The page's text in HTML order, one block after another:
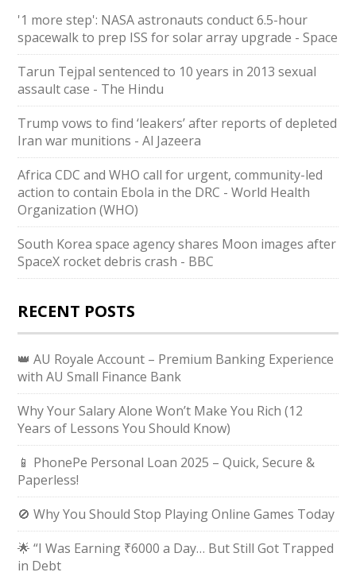
'1 more step': NASA astronauts conduct 6.5-hour
spacewalk to prep ISS for solar array upgrade - Space
Tarun Tejpal sentenced to 10 years in 2013 sexual
assault case - The Hindu
Trump vows to find ‘leakers’ after reports of depleted
Iran war munitions - Al Jazeera
Africa CDC and WHO call for urgent, community-led
action to contain Ebola in the DRC - World Health
Organization (WHO)
South Korea space agency shares Moon images after
SpaceX rocket debris crash - BBC
RECENT POSTS
👑 AU Royale Account – Premium Banking Experience
with AU Small Finance Bank
Why Your Salary Alone Won’t Make You Rich (12
Years of Lessons You Should Know)
📱 PhonePe Personal Loan 2025 – Quick, Secure &
Paperless!
🚫 Why You Should Stop Playing Online Games Today
🌟 “I Was Earning ₹6000 a Day… But Still Got Trapped
in Debt